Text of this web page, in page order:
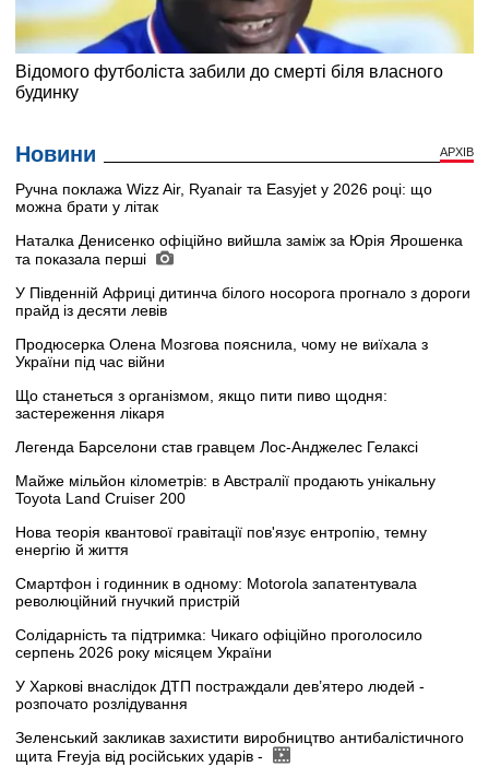
Новини АРХІВ
Ручна поклажа Wizz Air, Ryanair та Easyjet у 2026 році: що
можна брати у літак
Наталка Денисенко офіційно вийшла заміж за Юрія Ярошенка
та показала перші
У Південній Африці дитинча білого носорога прогнало з дороги
прайд із десяти левів
Продюсерка Олена Мозгова пояснила, чому не виїхала з
України під час війни
Що станеться з організмом, якщо пити пиво щодня:
застереження лікаря
Легенда Барселони став гравцем Лос-Анджелес Гелаксі
Майже мільйон кілометрів: в Австралії продають унікальну
Toyota Land Cruiser 200
Нова теорія квантової гравітації пов'язує ентропію, темну
енергію й життя
Смартфон і годинник в одному: Motorola запатентувала
революційний гнучкий пристрій
Солідарність та підтримка: Чикаго офіційно проголосило
серпень 2026 року місяцем України
У Харкові внаслідок ДТП постраждали дев’ятеро людей -
розпочато розлідування
Зеленський закликав захистити виробництво антибалістичного
щита Freyja від російських ударів -